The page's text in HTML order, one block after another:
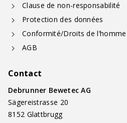
Clause de non-responsabilité
Protection des données
Conformité/Droits de l’homme
AGB
Contact
Debrunner Bewetec AG
Sägereistrasse 20
8152 Glattbrugg